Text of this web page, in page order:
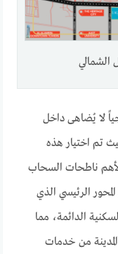
الشمالي
لا يُضاهى داخل
تم اختيار هذه
لأهم ناطحات السحاب
الرئيسي الذي
الدائمة، مما
من خدمات